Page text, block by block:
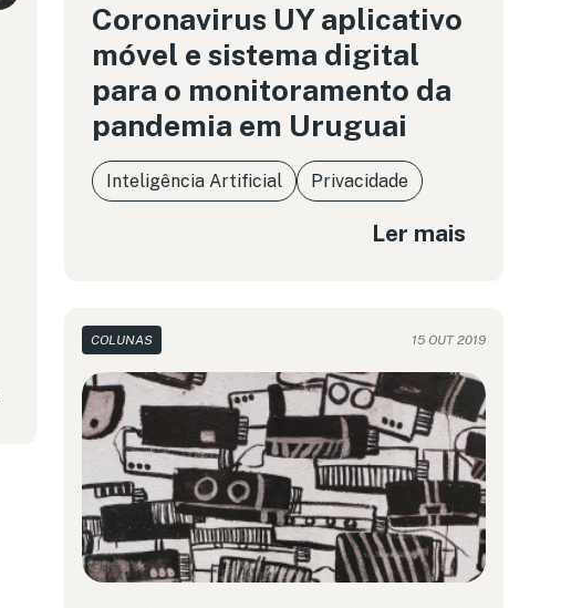
Coronavirus UY aplicativo
móvel e sistema digital
para o monitoramento da
pandemia em Uruguai
Inteligência Artificial Privacidade
Ler mais
COLUNAS 15 OUT 2019